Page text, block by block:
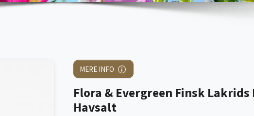
MERE INFO
Flora & Evergreen Finsk Lakrids
Havsalt